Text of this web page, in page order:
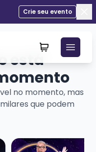
Crie seu evento
está
no momento, mas
que podem
DOLLENZ
Veja mais sobre